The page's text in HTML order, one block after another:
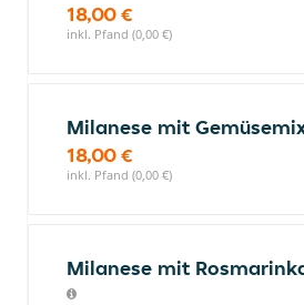
18,00 €
inkl. Pfand (0,00 €)
Milanese mit
18,00 €
inkl. Pfand (0,00 €)
Milanese mit